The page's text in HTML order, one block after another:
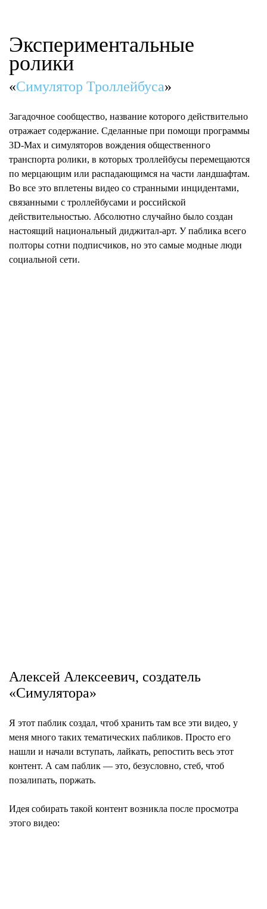
Экспериментальные
ролики
«Симулятор Троллейбуса»
Загадочное сообщество, название которого действительно
отражает содержание. Сделанные при помощи программы
3D-Max и симуляторов вождения общественного
транспорта ролики, в которых троллейбусы перемещаются
по мерцающим или распадающимся на части ландшафтам.
Во все это вплетены видео со странными инцидентами,
связанными с троллейбусами и российской
действительностью. Абсолютно случайно было создан
настоящий национальный диджитал-арт. У паблика всего
полторы сотни подписчиков, но это самые модные люди
социальной сети.
Алексей Алексеевич, создатель
«Симулятора»
Я этот паблик создал, чтоб хранить там все эти видео, у
меня много таких тематических пабликов. Просто его
нашли и начали вступать, лайкать, репостить весь этот
контент. А сам паблик — это, безусловно, стеб, чтоб
позалипать, поржать.
Идея собирать такой контент возникла после просмотра
этого видео: